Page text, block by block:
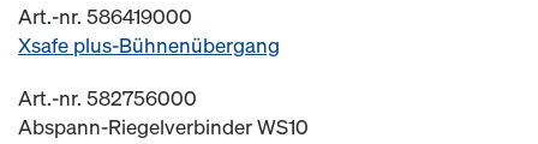
Art.-nr. 586419000
Xsafe plus-Bühnenübergang
Art.-nr. 582756000
Abspann-Riegelverbinder WS10